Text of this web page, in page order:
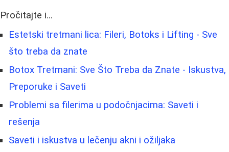
Pročitajte i...
Estetski tretmani lica: Fileri, Botoks i Lifting - Sve
što treba da znate
Botox Tretmani: Sve Što Treba da Znate - Iskustva,
Preporuke i Saveti
Problemi sa filerima u podočnjacima: Saveti i
rešenja
Saveti i iskustva u lečenju akni i ožiljaka